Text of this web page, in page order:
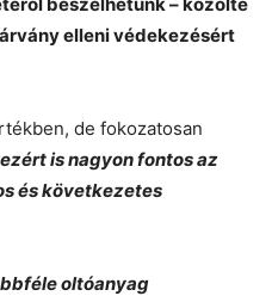
elleni védekezésért
de fokozatosan
ezért is nagyon fontos az
és következetes
oltóanyag